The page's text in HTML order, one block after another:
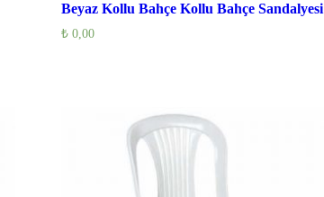
Beyaz Kollu Bahçe Kollu Bahçe Sandalyesi
₺0,00